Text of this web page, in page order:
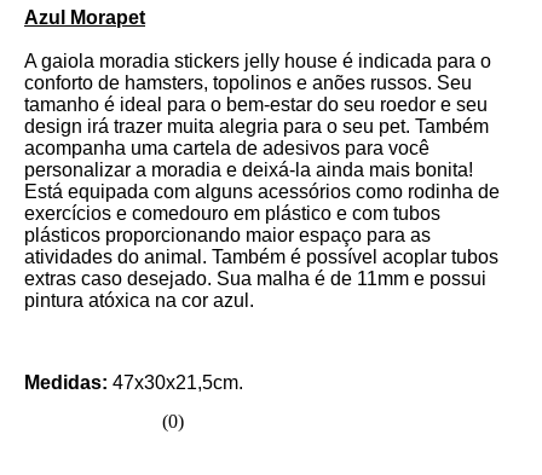
Azul Morapet
A gaiola moradia stickers jelly house é indicada para o
conforto de hamsters, topolinos e anões russos. Seu
tamanho é ideal para o bem-estar do seu roedor e seu
design irá trazer muita alegria para o seu pet. Também
acompanha uma cartela de adesivos para você
personalizar a moradia e deixá-la ainda mais bonita!
Está equipada com alguns acessórios como rodinha de
exercícios e comedouro em plástico e com tubos
plásticos proporcionando maior espaço para as
atividades do animal. Também é possível acoplar tubos
extras caso desejado. Sua malha é de 11mm e possui
pintura atóxica na cor azul.
Medidas: 47x30x21,5cm.
(0)